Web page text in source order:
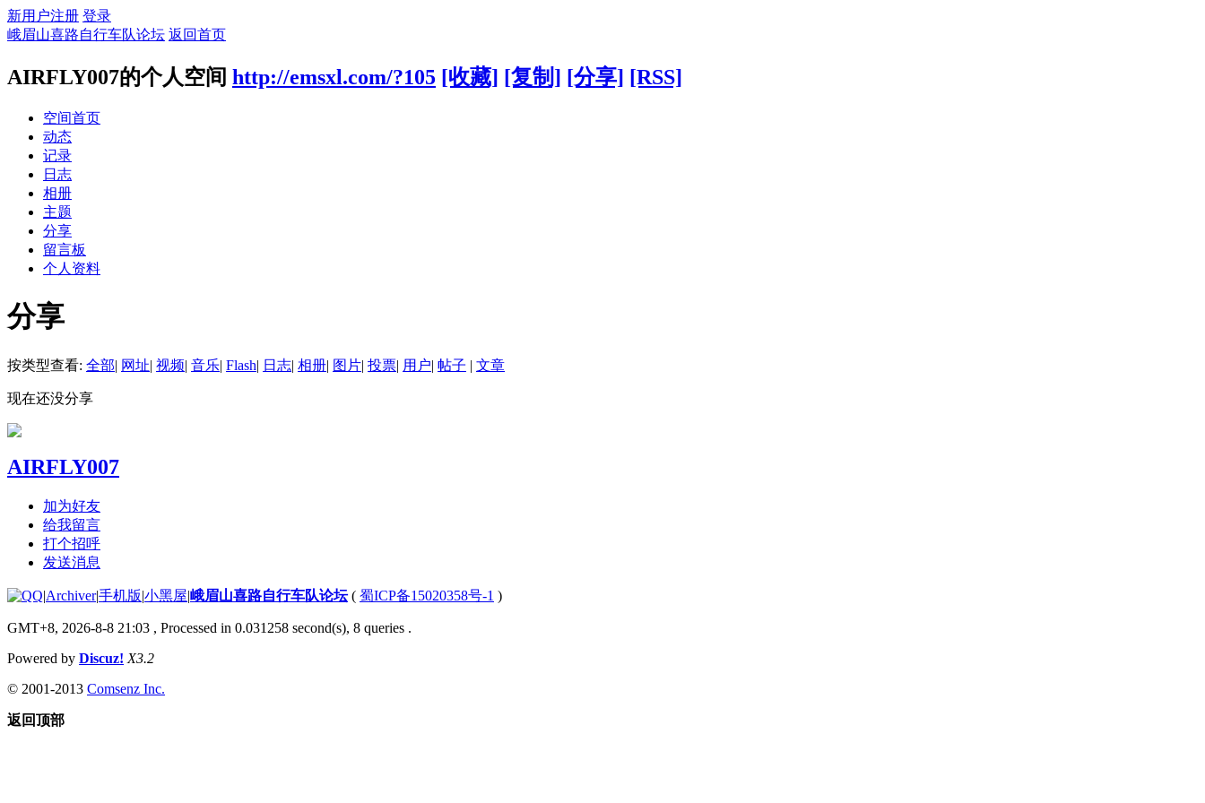
新用户注册 登录
峨眉山喜路自行车队论坛 返回首页
AIRFLY007的个人空间 http://emsxl.com/?105 [收藏] [复制] [分享] [RSS]
空间首页
动态
记录
日志
相册
主题
分享
留言板
个人资料
分享
按类型查看: 全部| 网址| 视频| 音乐| Flash| 日志| 相册| 图片| 投票| 用户| 帖子 | 文章
现在还没分享
AIRFLY007
加为好友
给我留言
打个招呼
发送消息
|Archiver|手机版|小黑屋|峨眉山喜路自行车队论坛( 蜀ICP备15020358号-1 )
GMT+8, 2026-8-8 21:03 , Processed in 0.031258 second(s), 8 queries .
Powered by Discuz! X3.2
© 2001-2013 Comsenz Inc.
返回顶部